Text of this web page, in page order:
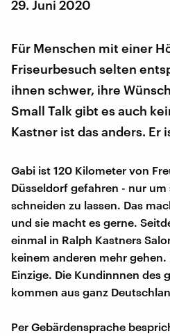
29. Juni 2020
Für Menschen mit einer
Friseurbesuch selten
ihnen schwer, ihre
Small Talk gibt es auch
Kastner ist das anders. Er
Gabi ist 120 Kilometer von
Düsseldorf gefahren - nur um
schneiden zu lassen. Das
und sie macht es gerne.
einmal in Ralph Kastners
keinem anderen mehr
Einzige. Die Kundinnnen des
kommen aus ganz
Per Gebärdensprache